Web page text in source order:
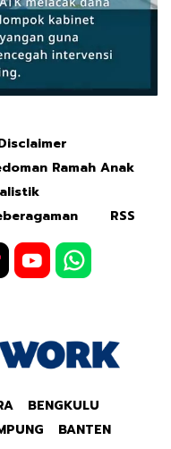
Ramah Anak
RSS
BENGKULU
BANTEN